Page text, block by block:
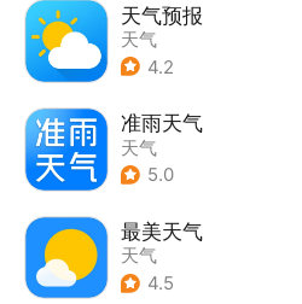
天气预报
天气
4.2
准雨天气
天气
5.0
最美天气
天气
4.5